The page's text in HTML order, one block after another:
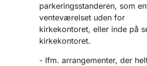
parkeringsstanderen, som
venteværelset uden for
kirkekontoret, eller inde på
kirkekontoret.
- Ifm. arrangementer, der